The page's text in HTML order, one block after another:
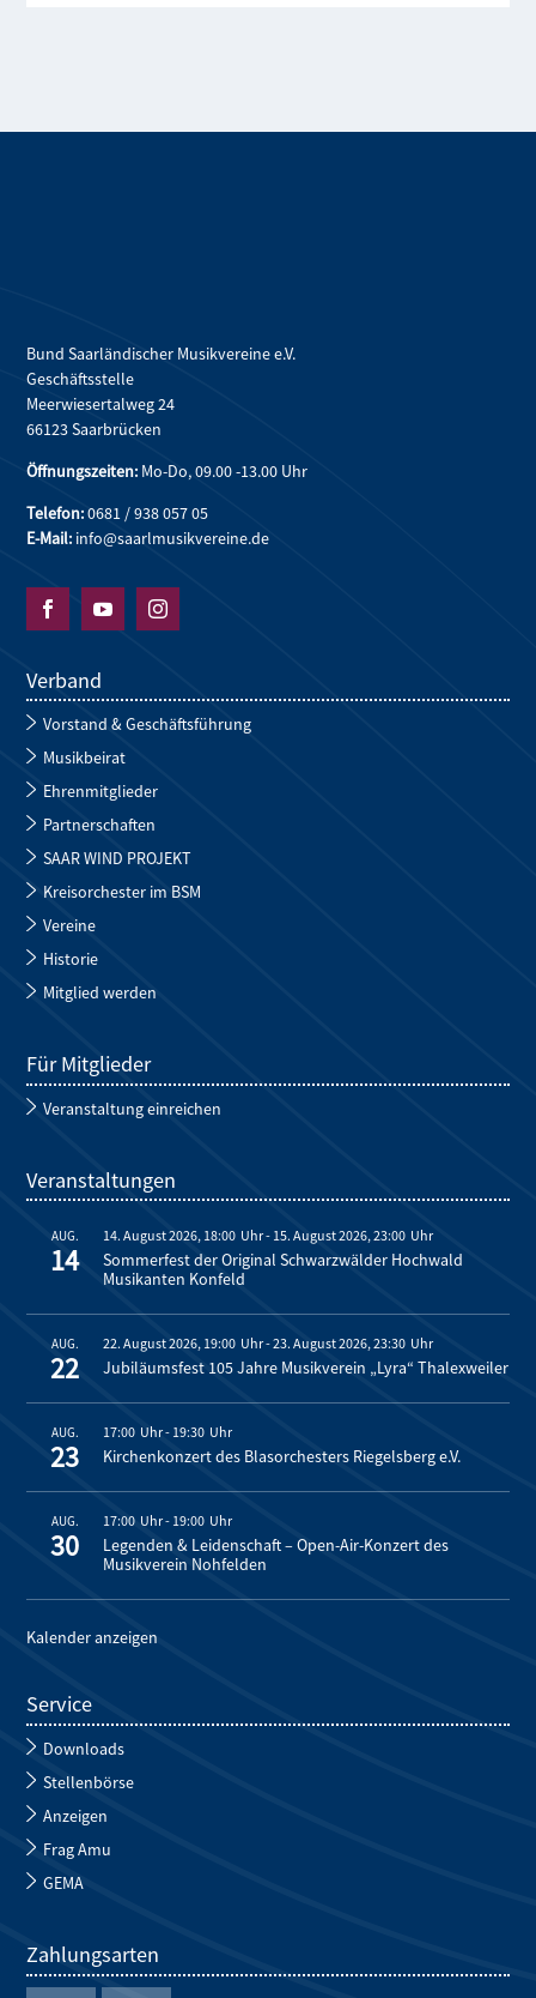
Bund Saarländischer Musikvereine e.V.
Geschäftsstelle
Meerwiesertalweg 24
66123 Saarbrücken
Öffnungszeiten: Mo-Do, 09.00 -13.00 Uhr
Telefon:0681 / 938 057 05
E-Mail: info@saarlmusikvereine.de
  
Verband
Vorstand & Geschäftsführung
Musikbeirat
Ehrenmitglieder
Partnerschaften
SAAR WIND PROJEKT
Kreisorchester im BSM
Vereine
Historie
Mitglied werden
Für Mitglieder
Veranstaltung einreichen
Veranstaltungen
AUG.
14
14. August 2026, 18:00 - 15. August 2026, 23:00
Sommerfest der Original Schwarzwälder Hochwald
Musikanten Konfeld
AUG.
22
22. August 2026, 19:00 -23. August 2026, 23:30
Jubiläumsfest 105 Jahre Musikverein „Lyra“ Thalexweiler
AUG.
23
17:00 - 19:30
Kirchenkonzert des Blasorchesters Riegelsberg e.V.
AUG.
30
17:00 - 19:00
Legenden & Leidenschaft – Open-Air-Konzert des
Musikverein Nohfelden
Kalender anzeigen
Service
Downloads
Stellenbörse
Anzeigen
Frag Amu
GEMA
Zahlungsarten